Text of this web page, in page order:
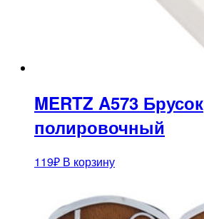
MERTZ A573 Брусок
полировочный
119₽ В корзину